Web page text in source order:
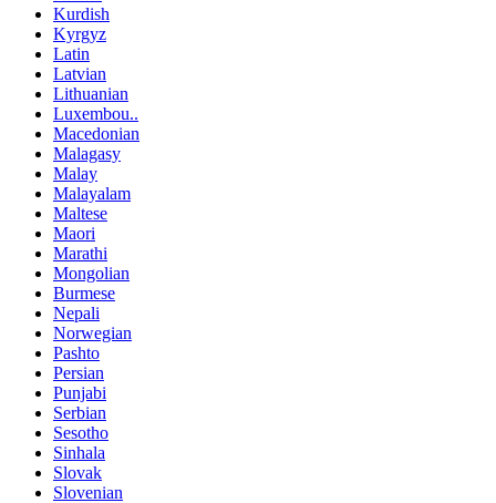
Kurdish
Kyrgyz
Latin
Latvian
Lithuanian
Luxembou..
Macedonian
Malagasy
Malay
Malayalam
Maltese
Maori
Marathi
Mongolian
Burmese
Nepali
Norwegian
Pashto
Persian
Punjabi
Serbian
Sesotho
Sinhala
Slovak
Slovenian